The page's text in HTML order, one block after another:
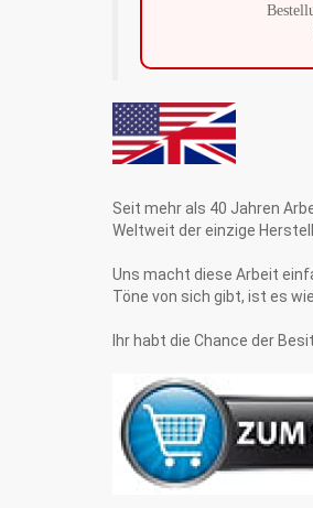
Seit mehr als 40 Jahren
Weltweit der einzige
Uns macht diese Arbeit
Töne von sich gibt, ist es
Ihr habt die Chance der